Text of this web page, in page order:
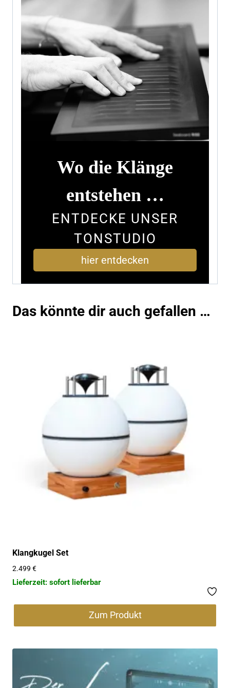
Wo die Klänge
entstehen …
ENTDECKE UNSER
TONSTUDIO
hier entdecken
Das könnte dir auch gefallen …
Klangkugel Set
2.499 €
Lieferzeit: sofort lieferbar
Zum Produkt